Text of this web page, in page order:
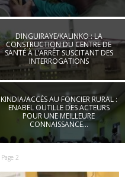
DINGUIRAYE/KALINKO : LA
CONSTRUCTION DU CENTRE DE
SANTÉ À L’ARRÊT SUSCITANT DES
INTERROGATIONS
KINDIA/ACCÈS AU FONCIER RURAL :
ENABEL OUTILLE DES ACTEURS
POUR UNE MEILLEURE
CONNAISSANCE...
Page 2